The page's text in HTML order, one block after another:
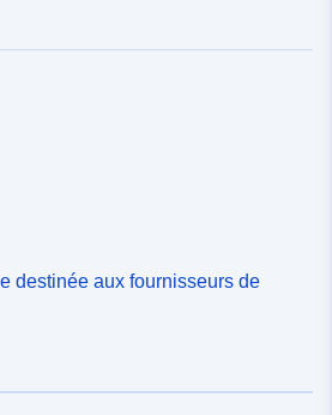
destinée aux fournisseurs de